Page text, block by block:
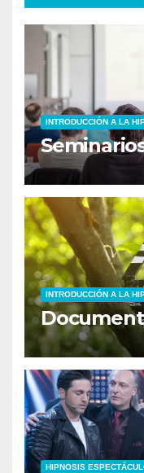
INTRODUCCIÓN A LA
INTRODUCCIÓN A LA
HIPNOSIS